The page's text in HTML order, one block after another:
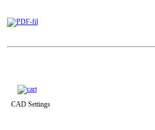
CAD Settings